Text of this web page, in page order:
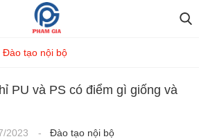
Đào tạo nội bộ
PU và PS có điểm gì giống và
2023 -
Đào tạo nội bộ